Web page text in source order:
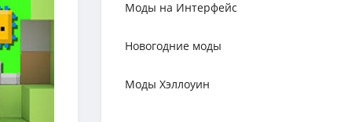
Моды на Интерфейс
Новогодние моды
Моды Хэллоуин